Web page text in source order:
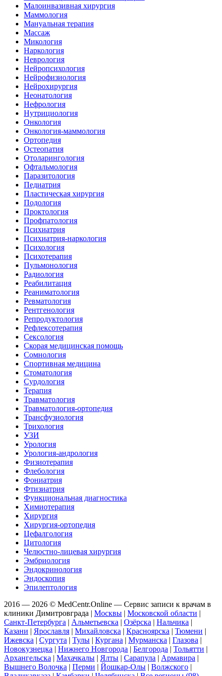
Малоинвазивная хирургия
Маммология
Мануальная терапия
Массаж
Микология
Наркология
Неврология
Нейропсихология
Нейрофизиология
Нейрохирургия
Неонатология
Нефрология
Нутрициология
Онкология
Онкология-маммология
Ортопедия
Остеопатия
Отоларингология
Офтальмология
Паразитология
Педиатрия
Пластическая хирургия
Подология
Проктология
Профпатология
Психиатрия
Психиатрия-наркология
Психология
Психотерапия
Пульмонология
Радиология
Реабилитация
Реаниматология
Ревматология
Рентгенология
Репродуктология
Рефлексотерапия
Сексология
Скорая медицинская помощь
Сомнология
Спортивная медицина
Стоматология
Сурдология
Терапия
Травматология
Травматология-ортопедия
Трансфузиология
Трихология
УЗИ
Урология
Урология-андрология
Физиотерапия
Флебология
Фониатрия
Фтизиатрия
Функциональная диагностика
Химиотерапия
Хирургия
Хирургия-ортопедия
Цефалгология
Цитология
Челюстно-лицевая хирургия
Эмбриология
Эндокринология
Эндоскопия
Эпилептология
2016 — 2026 © MedCentr.Online — Сервис записи к врачам в
клиники Димитровграда | Москвы | Московской области |
Санкт-Петербурга | Альметьевска | Озёрска | Нальчика |
Казани | Ярославля | Михайловска | Красноярска | Тюмени |
Ижевска | Сургута | Тулы | Кургана | Мурманска | Глазова |
Новокузнецка | Нижнего Новгорода | Белгорода | Тольятти |
Архангельска | Махачкалы | Ялты | Сарапула | Армавира |
Вышнего Волочка | Перми | Йошкар-Олы | Волжского |